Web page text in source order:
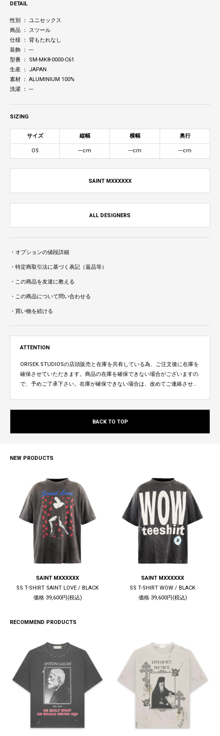
DETAIL
性別 ： ユニセックス
商品 ： スツール
仕様 ： 背もたれなし
装飾 ： ---
型番 ： SM-MK8-0000-C61
生産 ： JAPAN
素材 ： ALUMINIUM 100%
洗濯 ： ---
SIZING
サイズ 縦幅 横幅 奥行
OS ---cm ---cm ---cm
SAINT MXXXXXX
ALL DESIGNERS
・オプションの値段詳細
・特定商取引法に基づく表記（返品等）
・この商品を友達に教える
・この商品について問い合わせる
・買い物を続ける
ATTENTION
ORISEK.STUDIOSの店頭販売と在庫を共有している為、ご注文後に在庫を
確保させていただきます。商品の在庫を確保できない場合がございますの
で、予めご了承下さい。在庫が確保できない場合は、改めてご連絡させて
BACK TO TOP
NEW PRODUCTS
SAINT MXXXXXX
SS T-SHIRT SAINT LOVE / BLACK
価格 39,600円(税込)
SAINT MXXXXXX
SS T-SHIRT WOW / BLACK
価格 39,600円(税込)
RECOMMEND PRODUCTS